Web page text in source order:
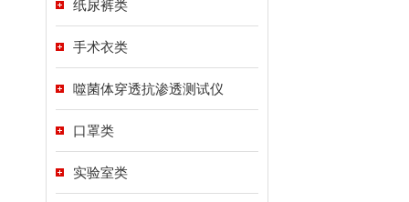
纸尿裤类
手术衣类
噬菌体穿透抗渗透测试仪
口罩类
实验室类